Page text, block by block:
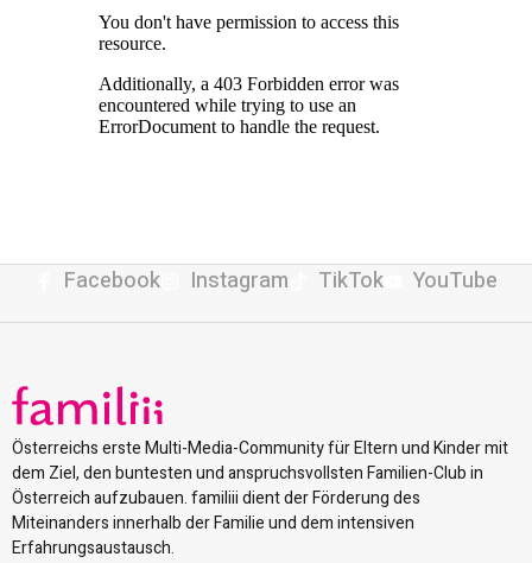
Facebook Instagram TikTok YouTube
Österreichs erste Multi-Media-Community für Eltern und Kinder mit
dem Ziel, den buntesten und anspruchsvollsten Familien-Club in
Österreich aufzubauen. familiii dient der Förderung des
Miteinanders innerhalb der Familie und dem intensiven
Erfahrungsaustausch.